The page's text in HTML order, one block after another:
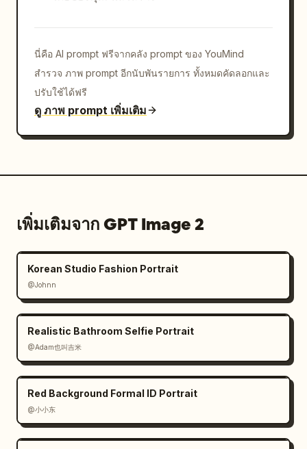
นี่คือ AI prompt ฟรีจากคลัง prompt ของ YouMind
สำรวจ ภาพ prompt อีกนับพันรายการ ทั้งหมดคัดลอกและ
ปรับใช้ได้ฟรี
ดู ภาพ prompt เพิ่มเติม
เพิ่มเติมจาก GPT Image 2
Korean Studio Fashion Portrait
@Johnn
Realistic Bathroom Selfie Portrait
@Adam也叫吉米
Red Background Formal ID Portrait
@小小东